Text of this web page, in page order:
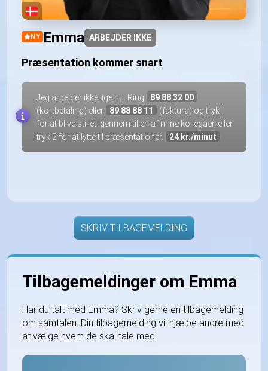
NY Emma ARBEJDER IKKE
Præsentation kommer snart
Jeg arbejder ikke lige nu. Ring
89 88 32 00
(kortbetaling) eller
89 88 88 11
(faktura) og tryk 1
for at blive stillet igennem til en af mine kollegaer, eller
tryk 2 for at lytte til præsentationer.
24 kr./minut
SKRIV TILBAGEMELDING
Tilbagemeldinger om Emma
Har du talt med Emma? Skriv gerne en tilbagemelding
om samtalen. Din tilbagemelding vil hjælpe andre med
at vælge hvem de skal tale med.